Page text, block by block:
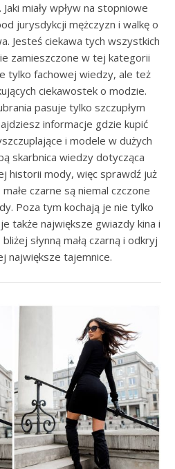
miały wpływ na stopniowe
jurysdykcji mężczyzn i walkę o
Jesteś ciekawa tych wszystkich
zamieszczone w tej kategorii
tylko fachowej wiedzy, ale też
ciekawostek o modzie.
pasuje tylko szczupłym
informacje gdzie kupić
i modele w dużych
skarbnica wiedzy dotycząca
historii mody, więc sprawdź już
czarne są niemal czczone
Poza tym kochają je nie tylko
także największe gwiazdy kina i
słynną małą czarną i odkryj
największe tajemnice.